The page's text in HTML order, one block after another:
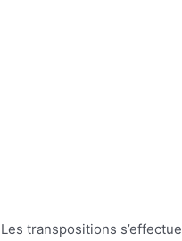
Les transpositions